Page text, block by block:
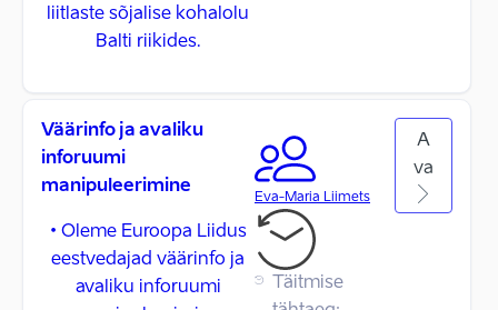
liitlaste sõjalise kohalolu
Balti riikides.
Väärinfo ja avaliku
inforuumi
manipuleerimine
• Oleme Euroopa Liidus
eestvedajad väärinfo ja
avaliku inforuumi
Eva-Maria Liimets
Täitmise
A
va